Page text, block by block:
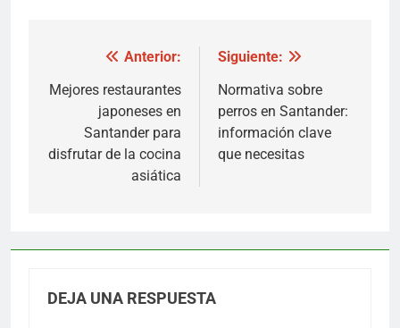
Navegación
de
entradas
Anterior:
Mejores restaurantes
japoneses en
Santander para
disfrutar de la cocina
asiática
Siguiente:
Normativa sobre
perros en Santander:
información clave
que necesitas
DEJA UNA RESPUESTA